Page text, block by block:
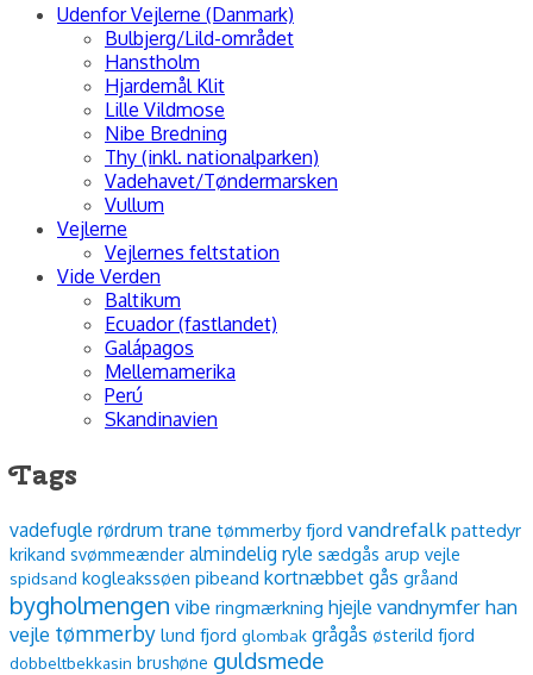
Udenfor Vejlerne (Danmark)
Bulbjerg/Lild-området
Hanstholm
Hjardemål Klit
Lille Vildmose
Nibe Bredning
Thy (inkl. nationalparken)
Vadehavet/Tøndermarsken
Vullum
Vejlerne
Vejlernes feltstation
Vide Verden
Baltikum
Ecuador (fastlandet)
Galápagos
Mellemamerika
Perú
Skandinavien
Tags
vadefugle rørdrum trane tømmerby fjord vandrefalk pattedyr
krikand svømmeænder almindelig ryle sædgås arup vejle
spidsand kogleakssøen pibeand kortnæbbet gås gråand
bygholmengen vibe ringmærkning hjejle vandnymferhan
vejle tømmerby lund fjord glombak grågås østerild fjord
dobbeltbekkasin brushøne guldsmede